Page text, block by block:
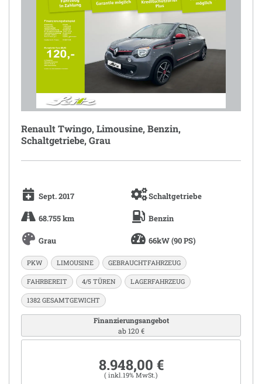
Renault Twingo, Limousine, Benzin,
Schaltgetriebe, Grau
Sept. 2017 Schaltgetriebe
68.755 km Benzin
Grau 66kW (90 PS)
PKW LIMOUSINE GEBRAUCHTFAHRZEUG
FAHRBEREIT 4/5 TÜREN LAGERFAHRZEUG
1382 GESAMTGEWICHT
Finanzierungsangebot
ab 120 €
8.948,00 €
( inkl.19% MwSt.)